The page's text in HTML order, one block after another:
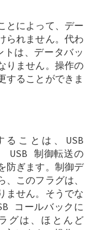
とによって、デー
られません。代わ
トは、データバッ
りません。操作の
することができま
ことは、USB
USB 制御転送の
防ぎます。制御デ
このフラグは、
ません。そうでな
コールバックに
グは、ほとんど